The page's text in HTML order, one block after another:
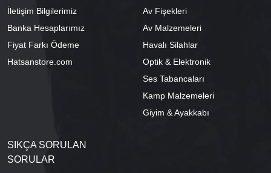
İletişim Bilgilerimiz
Banka Hesaplarımız
Fiyat Farkı Ödeme
Hatsanstore.com
Av Fişekleri
Av Malzemeleri
Havalı Silahlar
Optik & Elektronik
Ses Tabancaları
Kamp Malzemeleri
Giyim & Ayakkabı
SIKÇA SORULAN
SORULAR